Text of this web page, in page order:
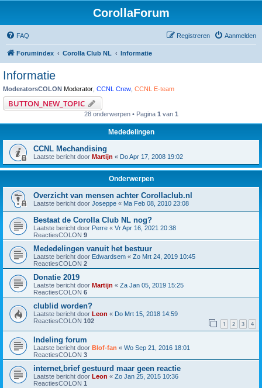
CorollaForum
FAQ Aanmelden
Registreren
Forumindex Corolla Club NL Informatie
Informatie
ModeratorsCOLON Moderator CCNL Crew CCNL E-team
BUTTON_NEW_TOPIC
28 onderwerpen • Pagina 1 van 1
Mededelingen
CCNL Mechandising
Laatste bericht door Martijn « Do Apr 17, 2008 19:02
Onderwerpen
Overzicht van mensen achter Corollaclub.nl
Laatste bericht door Joseppe « Ma Feb 08, 2010 23:08
Bestaat de Corolla Club NL nog?
Laatste bericht door Perre « Vr Apr 16, 2021 20:38
ReactiesCOLON 9
Mededelingen vanuit het bestuur
Laatste bericht door Edwardsem « Zo Mrt 24, 2019 10:45
ReactiesCOLON 2
Donatie 2019
Laatste bericht door Martijn « Za Jan 05, 2019 15:25
ReactiesCOLON 6
clublid worden?
Laatste bericht door Leon « Do Mrt 15, 2018 14:59
ReactiesCOLON 102 1 2 3 4
Indeling forum
Laatste bericht door Blof-fan « Wo Sep 21, 2016 18:01
ReactiesCOLON 3
internet,brief gestuurd maar geen reactie
Laatste bericht door Leon « Zo Jan 25, 2015 10:36
ReactiesCOLON 1